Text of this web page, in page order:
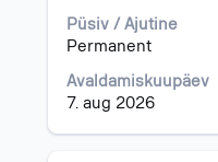
Püsiv / Ajutine
Permanent
Avaldamiskuupäev
7. aug 2026